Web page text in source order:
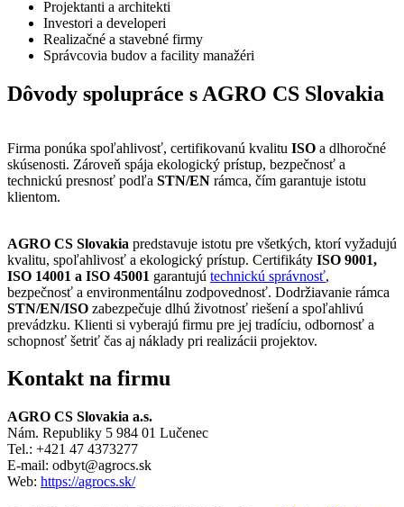
Projektanti a architekti
Investori a developeri
Realizačné a stavebné firmy
Správcovia budov a facility manažéri
Dôvody spolupráce s AGRO CS Slovakia
Firma ponúka spoľahlivosť, certifikovanú kvalitu ISO a dlhoročné
skúsenosti. Zároveň spája ekologický prístup, bezpečnosť a
technickú presnosť podľa STN/EN rámca, čím garantuje istotu
klientom.
AGRO CS Slovakia predstavuje istotu pre všetkých, ktorí vyžadujú
kvalitu, spoľahlivosť a ekologický prístup. Certifikáty ISO 9001,
ISO 14001 a ISO 45001 garantujú technickú správnosť,
bezpečnosť a environmentálnu zodpovednosť. Dodržiavanie rámca
STN/EN/ISO zabezpečuje dlhú životnosť riešení a spoľahlivú
prevádzku. Klienti si vyberajú firmu pre jej tradíciu, odbornosť a
schopnosť šetriť čas aj náklady pri realizácii projektov.
Kontakt na firmu
AGRO CS Slovakia a.s.
Nám. Republiky 5 984 01 Lučenec
Tel.: +421 47 4373277
E-mail: odbyt@agrocs.sk
Web: https://agrocs.sk/